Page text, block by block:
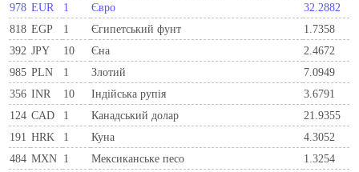
978 EUR 1 Євро
32.2882
818 EGP 1 Єгипетський фунт
1.7358
392 JPY 10 Єна
2.4672
985 PLN 1 Злотий
7.0949
356 INR 10 Індійська рупія
3.6791
124 CAD 1 Канадський долар
21.9355
191 HRK 1 Куна
4.3052
484 MXN 1 Мексиканське песо
1.3254